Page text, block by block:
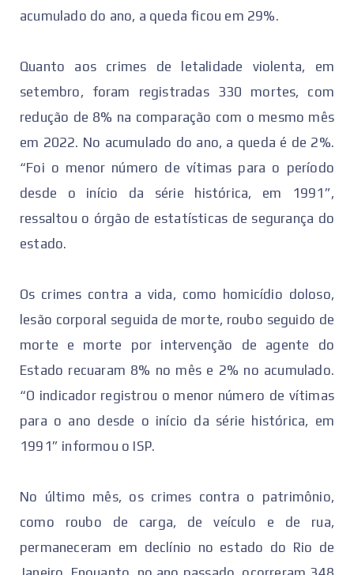
acumulado do ano, a queda ficou em 29%.
Quanto aos crimes de letalidade violenta, em
setembro, foram registradas 330 mortes, com
redução de 8% na comparação com o mesmo mês
em 2022. No acumulado do ano, a queda é de 2%.
“Foi o menor número de vítimas para o período
desde o início da série histórica, em 1991”,
ressaltou o órgão de estatísticas de segurança do
estado.
Os crimes contra a vida, como homicídio doloso,
lesão corporal seguida de morte, roubo seguido de
morte e morte por intervenção de agente do
Estado recuaram 8% no mês e 2% no acumulado.
“O indicador registrou o menor número de vítimas
para o ano desde o início da série histórica, em
1991” informou o ISP.
No último mês, os crimes contra o patrimônio,
como roubo de carga, de veículo e de rua,
permaneceram em declínio no estado do Rio de